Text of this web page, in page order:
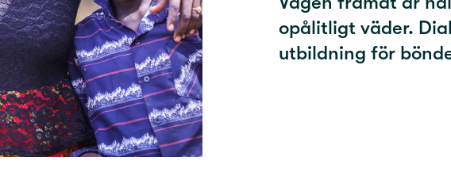
opålitligt väder.
utbildning för